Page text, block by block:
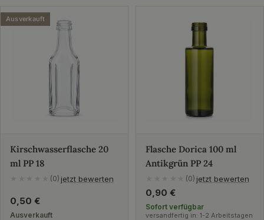
Ausverkauft
Kirschwasserflasche 20
ml PP 18
(0) jetzt bewerten
Regulärer
Preis
0,50 €
Ausverkauft
Flasche Dorica 100 ml
Antikgrün PP 24
(0) jetzt bewerten
Regulärer
Preis
0,90 €
Sofort verfügbar
versandfertig in: 1-2 Arbeitstagen